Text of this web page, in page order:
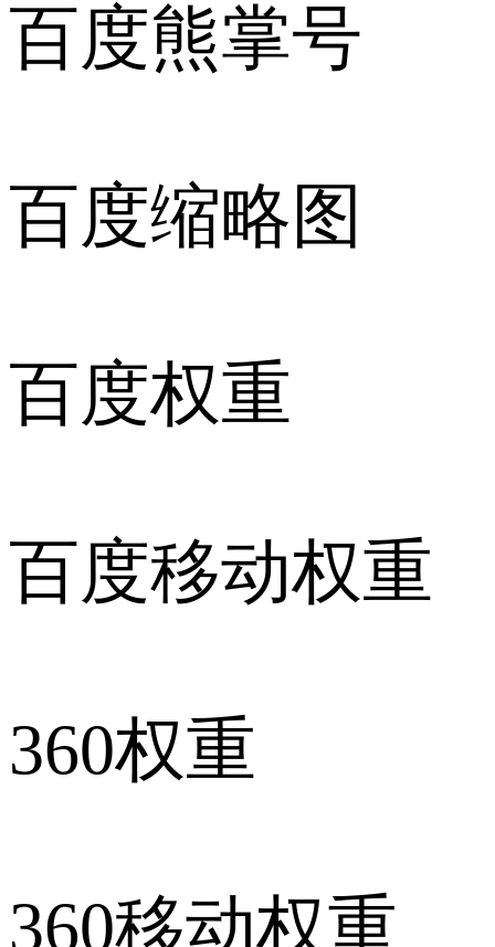
百度熊掌号
百度缩略图
百度权重
百度移动权重
360权重
360移动权重